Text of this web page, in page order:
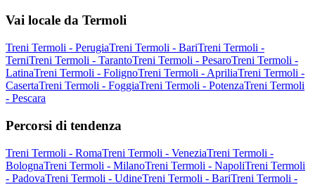
Vai locale da Termoli
Treni Termoli - PerugiaTreni Termoli - BariTreni Termoli -
TerniTreni Termoli - TarantoTreni Termoli - PesaroTreni Termoli -
LatinaTreni Termoli - FolignoTreni Termoli - ApriliaTreni Termoli -
CasertaTreni Termoli - FoggiaTreni Termoli - PotenzaTreni Termoli
- Pescara
Percorsi di tendenza
Treni Termoli - RomaTreni Termoli - VeneziaTreni Termoli -
BolognaTreni Termoli - MilanoTreni Termoli - NapoliTreni Termoli
- PadovaTreni Termoli - UdineTreni Termoli - BariTreni Termoli -